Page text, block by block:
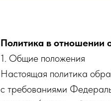
Политика в отношении
1. Общие положения
Настоящая политика
с требованиями